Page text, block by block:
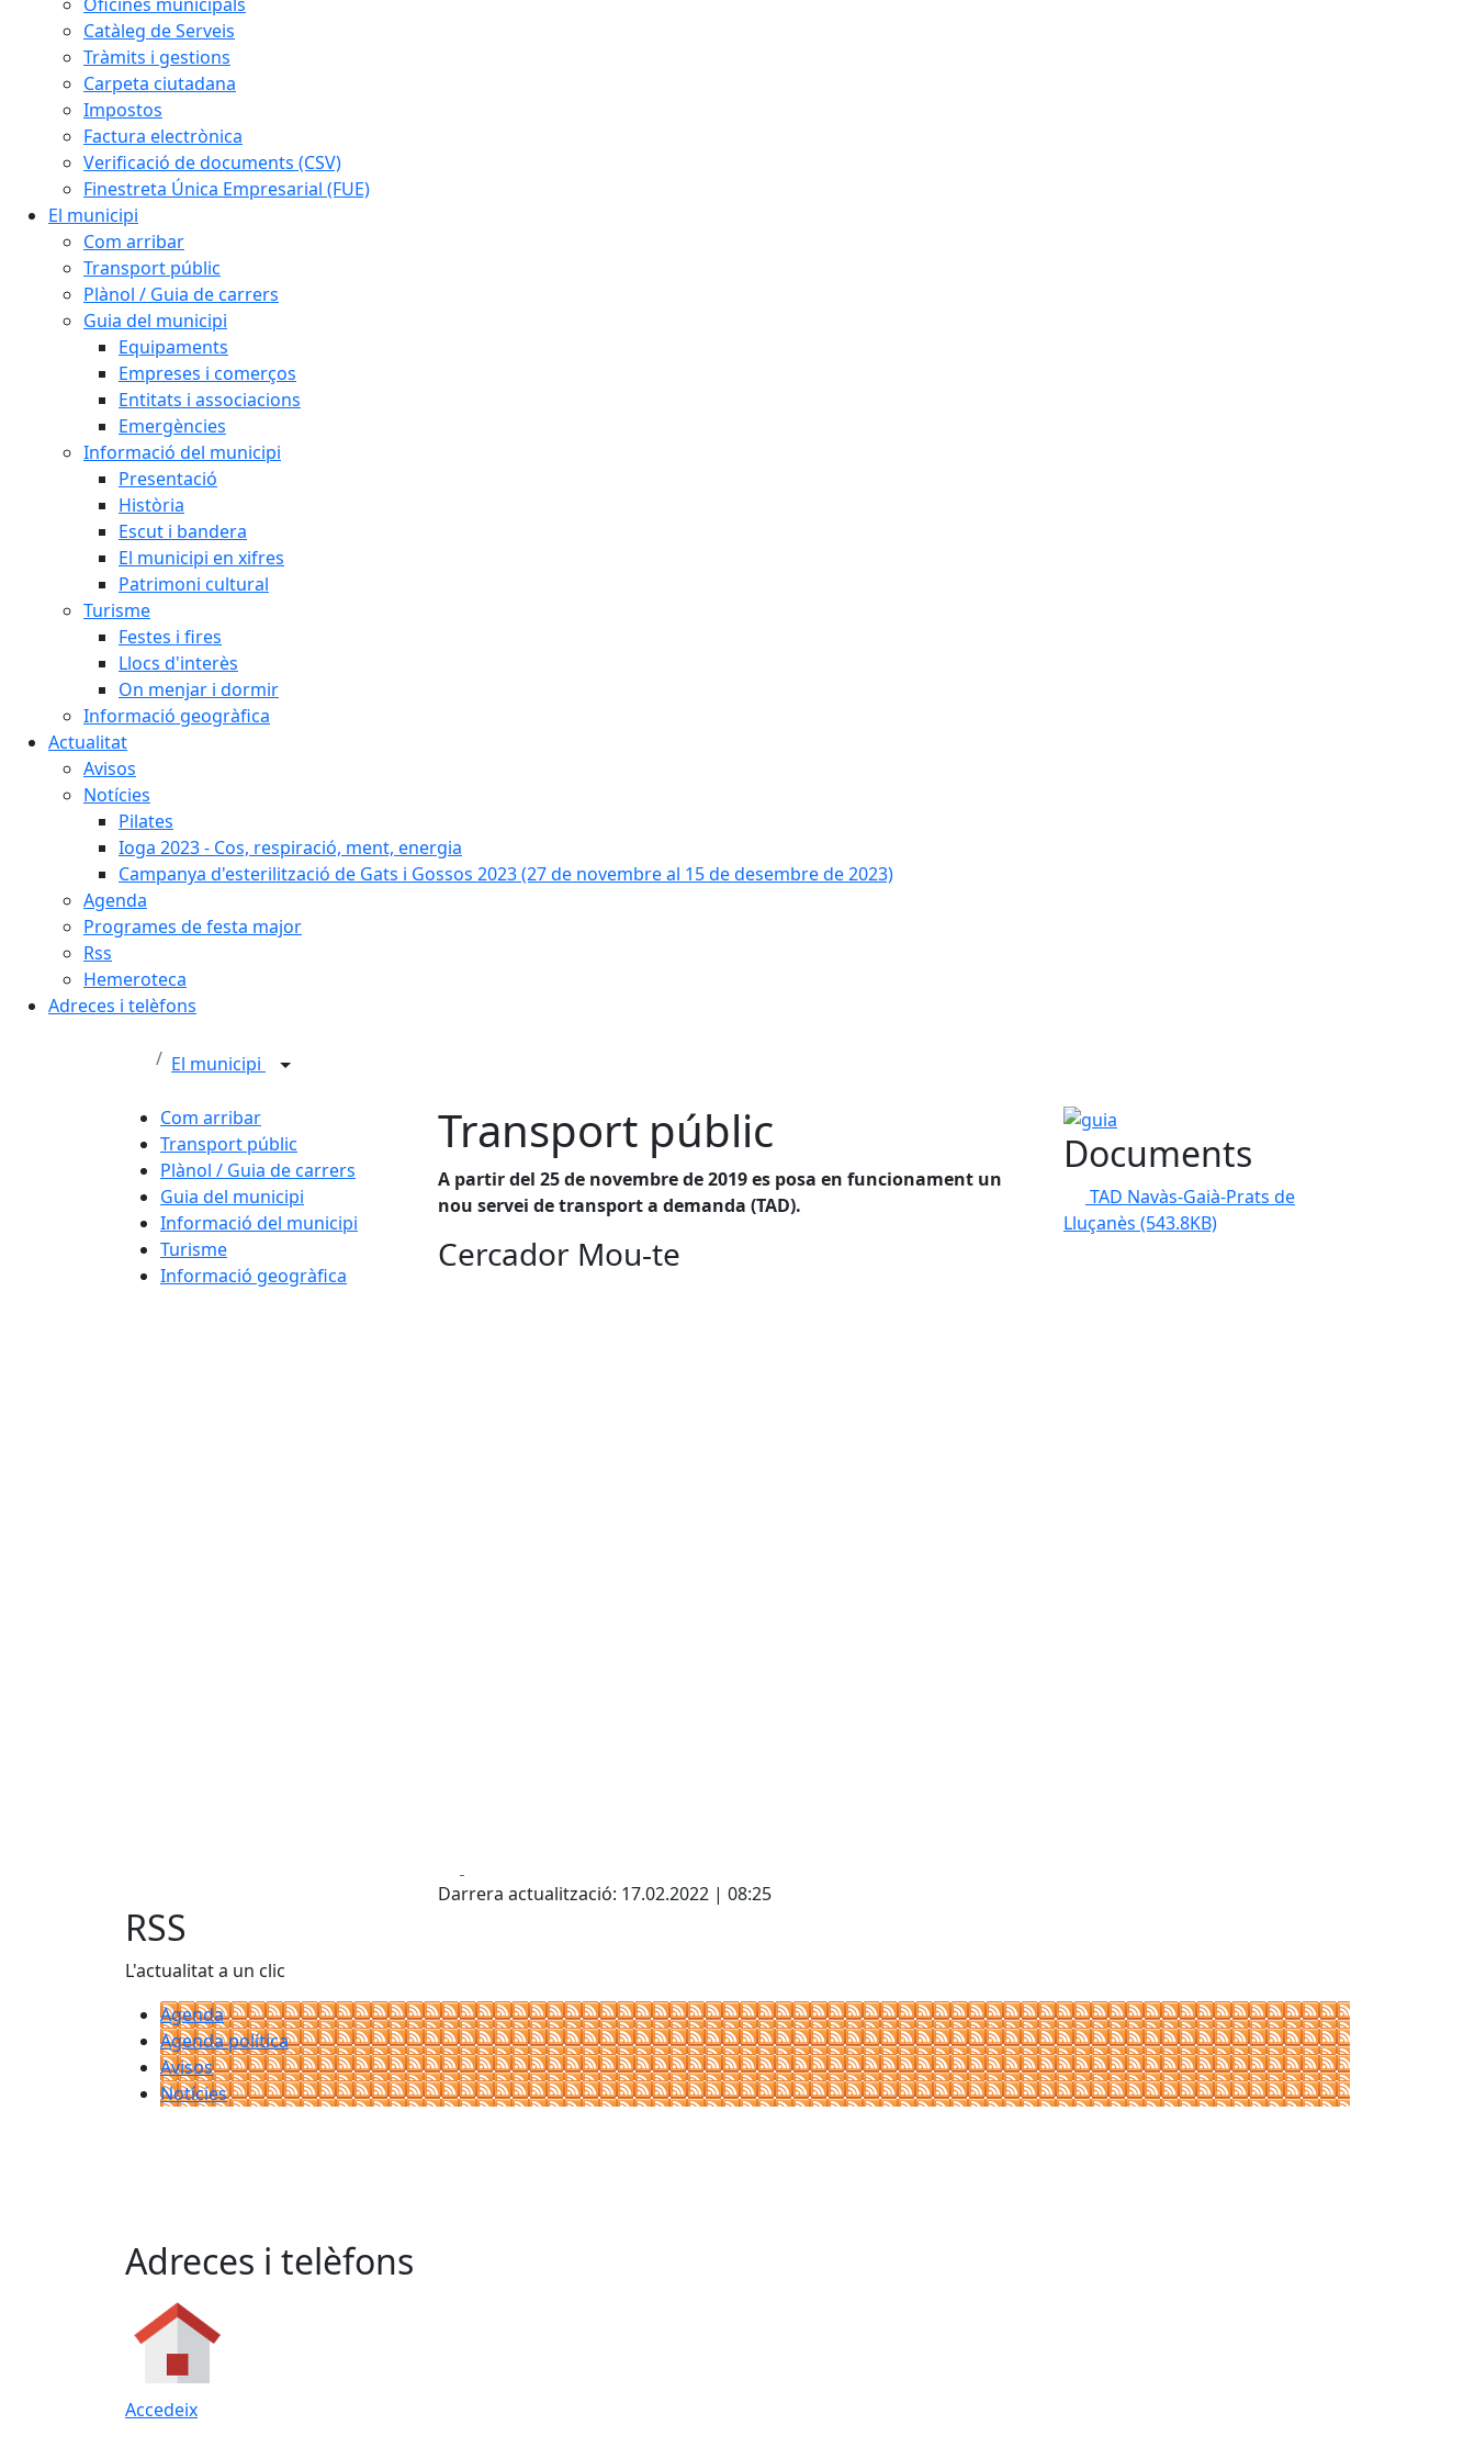
Catàleg de Serveis
Tràmits i gestions
Carpeta ciutadana
Impostos
Factura electrònica
Verificació de documents (CSV)
Finestreta Única Empresarial (FUE)
El municipi
Com arribar
Transport públic
Plànol / Guia de carrers
Guia del municipi
Equipaments
Empreses i comerços
Entitats i associacions
Emergències
Informació del municipi
Presentació
Història
Escut i bandera
El municipi en xifres
Patrimoni cultural
Turisme
Festes i fires
Llocs d'interès
On menjar i dormir
Informació geogràfica
Actualitat
Avisos
Notícies
Pilates
Ioga 2023 - Cos, respiració, ment, energia
Campanya d'esterilització de Gats i Gossos 2023 (27 de novembre al 15 de desembre de 2023)
Agenda
Programes de festa major
Rss
Hemeroteca
Adreces i telèfons
El municipi
Com arribar
Transport públic
Plànol / Guia de carrers
Guia del municipi
Informació del municipi
Turisme
Informació geogràfica
Transport públic
A partir del 25 de novembre de 2019 es posa en funcionament un
nou servei de transport a demanda (TAD).
Cercador Mou-te
Darrera actualització: 17.02.2022 | 08:25
guia
Documents
TAD Navàs-Gaià-Prats de
Lluçanès (543.8KB)
RSS
L'actualitat a un clic
Agenda
Agenda política
Avisos
Notícies
Adreces i telèfons
Accedeix